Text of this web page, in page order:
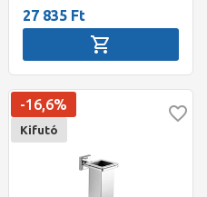
27 835 Ft
-16,6%
Kifutó